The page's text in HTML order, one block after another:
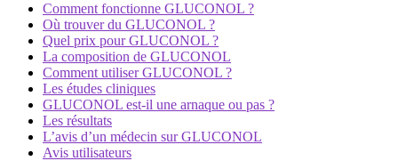
Comment fonctionne GLUCONOL ?
Où trouver du GLUCONOL ?
Quel prix pour GLUCONOL ?
La composition de GLUCONOL
Comment utiliser GLUCONOL ?
Les études cliniques
GLUCONOL est-il une arnaque ou pas ?
Les résultats
L’avis d’un médecin sur GLUCONOL
Avis utilisateurs